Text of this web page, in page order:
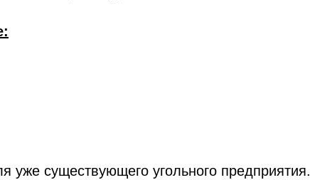
уже существующего угольного предприятия.